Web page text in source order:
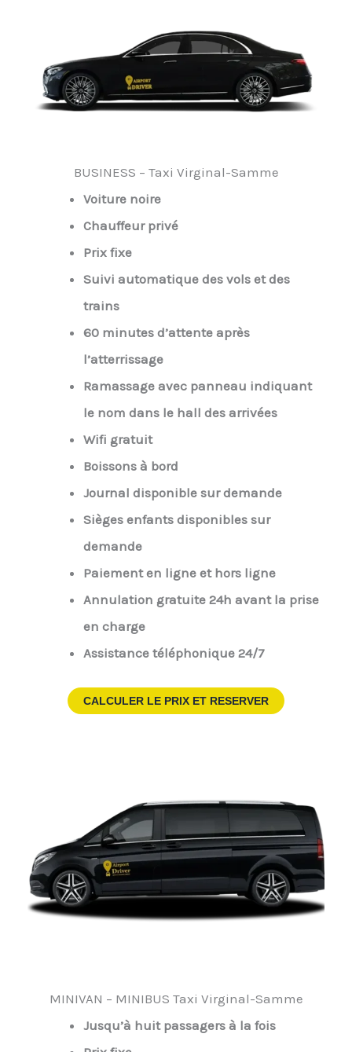
BUSINESS – Taxi Virginal-Samme
Voiture noire
Chauffeur privé
Prix fixe
Suivi automatique des vols et des
trains
60 minutes d’attente après
l’atterrissage
Ramassage avec panneau indiquant
le nom dans le hall des arrivées
Wifi gratuit
Boissons à bord
Journal disponible sur demande
Sièges enfants disponibles sur
demande
Paiement en ligne et hors ligne
Annulation gratuite 24h avant la prise
en charge
Assistance téléphonique 24/7
CALCULER LE PRIX ET RESERVER
MINIVAN – MINIBUS Taxi Virginal-Samme
Jusqu’à huit passagers à la fois